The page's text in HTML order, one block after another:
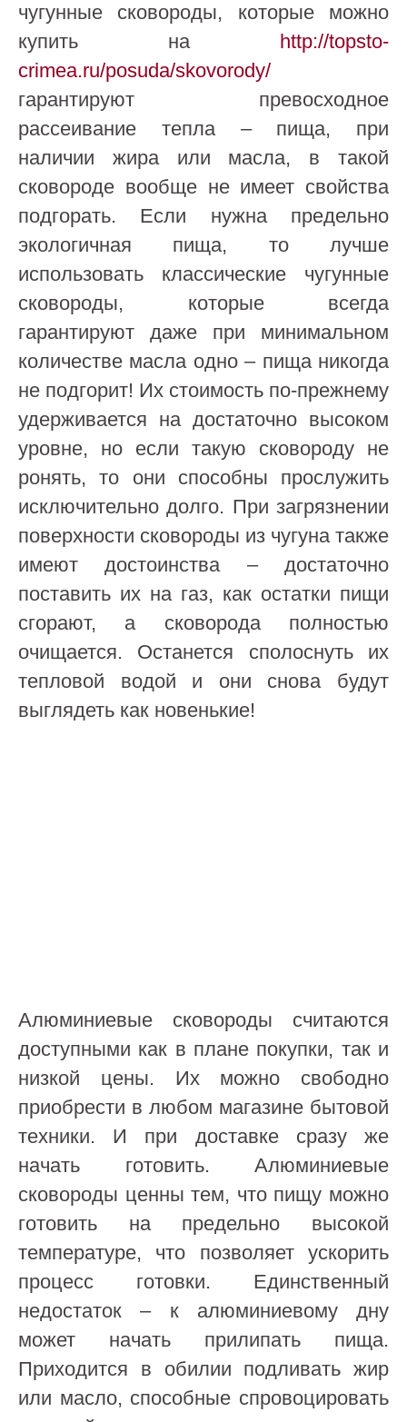
чугунные сковороды, которые можно
купить на http://topsto-
crimea.ru/posuda/skovorody/
гарантируют превосходное
рассеивание тепла – пища, при
наличии жира или масла, в такой
сковороде вообще не имеет свойства
подгорать. Если нужна предельно
экологичная пища, то лучше
использовать классические чугунные
сковороды, которые всегда
гарантируют даже при минимальном
количестве масла одно – пища никогда
не подгорит! Их стоимость по-прежнему
удерживается на достаточно высоком
уровне, но если такую сковороду не
ронять, то они способны прослужить
исключительно долго. При загрязнении
поверхности сковороды из чугуна также
имеют достоинства – достаточно
поставить их на газ, как остатки пищи
сгорают, а сковорода полностью
очищается. Останется сполоснуть их
тепловой водой и они снова будут
выглядеть как новенькие!
Алюминиевые сковороды считаются
доступными как в плане покупки, так и
низкой цены. Их можно свободно
приобрести в любом магазине бытовой
техники. И при доставке сразу же
начать готовить. Алюминиевые
сковороды ценны тем, что пищу можно
готовить на предельно высокой
температуре, что позволяет ускорить
процесс готовки. Единственный
недостаток – к алюминиевому дну
может начать прилипать пища.
Приходится в обилии подливать жир
или масло, способные спровоцировать